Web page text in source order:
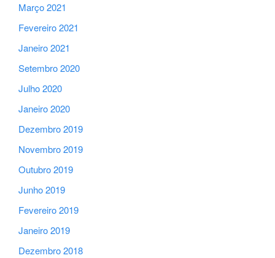
Março 2021
Fevereiro 2021
Janeiro 2021
Setembro 2020
Julho 2020
Janeiro 2020
Dezembro 2019
Novembro 2019
Outubro 2019
Junho 2019
Fevereiro 2019
Janeiro 2019
Dezembro 2018